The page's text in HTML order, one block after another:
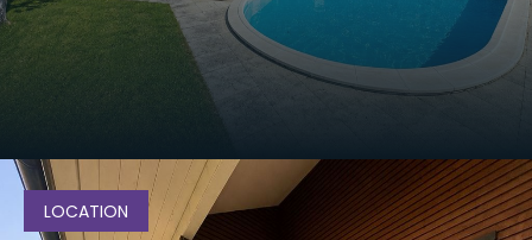
895 000 €
LOCATION